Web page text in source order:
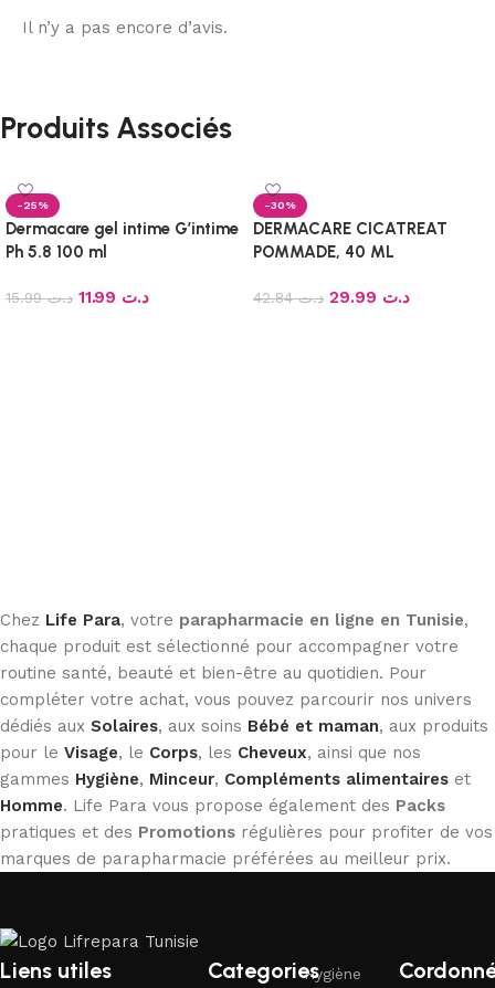
Il n’y a pas encore d’avis.
Produits Associés
-25%
Dermacare gel intime G’intime
Ph 5.8 100 ml
د.ت15.99 د.ت
-30%
DERMACARE CICATREAT
POMMADE, 40 ML
د.ت42.84 د.ت
Chez Life Para, votre parapharmacie en ligne en Tunisie,
chaque produit est sélectionné pour accompagner votre
routine santé, beauté et bien-être au quotidien. Pour
compléter votre achat, vous pouvez parcourir nos univers
dédiés aux Solaires, aux soins Bébé et maman, aux produits
pour le Visage, le Corps, les Cheveux, ainsi que nos
gammes Hygiène, Minceur, Compléments alimentaires et
Homme. Life Para vous propose également des Packs
pratiques et des Promotions régulières pour profiter de vos
marques de parapharmacie préférées au meilleur prix.
Liens utiles CategoriesHygiène